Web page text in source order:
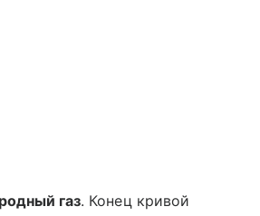
газ. Конец кривой